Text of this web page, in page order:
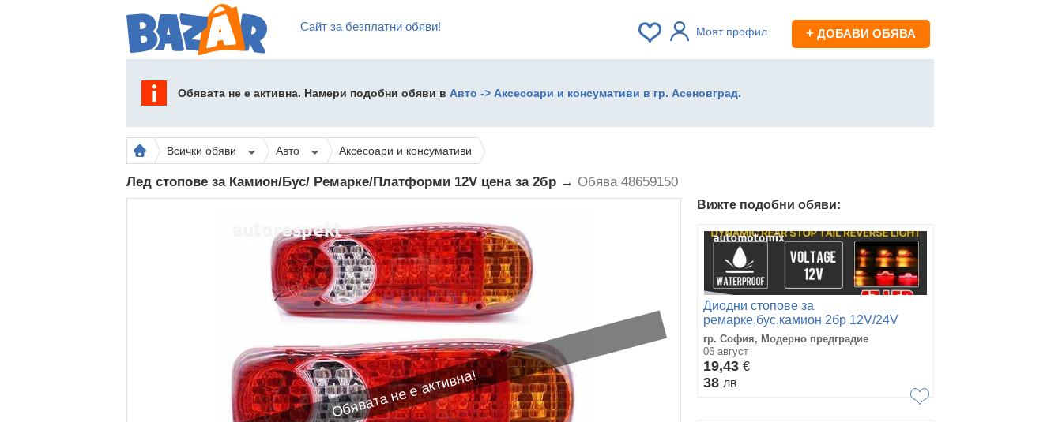
Сайт за безплатни обяви! Моят профил + ДОБАВИ ОБЯВА
Обявата не е активна. Намери подобни обяви в Авто -> Аксесоари и консумативи в гр. Асеновград.
Всички обяви Авто Аксесоари и консумативи
Лед стопове за Камион/Бус/ Ремарке/Платформи 12V цена за 2бр → Обява 48659150
Обявата не е активна!
Вижте подобни обяви:
Диодни стопове за
ремарке,бус,камион 2бр 12V/24V
- 459
гр. София, Модерно предградие
06 август
19,43 €
38 лв